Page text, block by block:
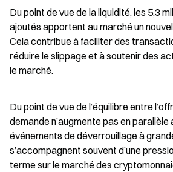
Du point de vue de la liquidité, les 5,3
ajoutés apportent au marché un
Cela contribue à faciliter des
réduire le slippage et à soutenir des
le marché.
Du point de vue de l’équilibre entre
demande n’augmente pas en parallèle
événements de déverrouillage à
s’accompagnent souvent d’une
terme sur le marché des